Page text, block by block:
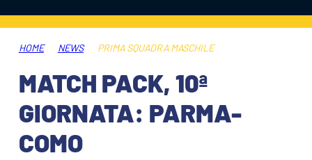
INFO BIGLIETTI
MUSEUM CLUB EXPERIENCE
TARDINI CARD
SHOP
HOSPITALITY
HOSPITALITY
MUSEUM CLUB EXPERIENCE
ESPORTS
HOME NEWS PRIMA SQUADRA MASCHILE
MATCH PACK, 10ª
GIORNATA: PARMA-
COMO